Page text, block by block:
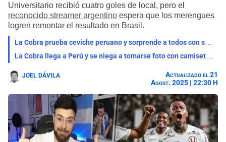
Universitario recibió cuatro goles de local, pero el
reconocido streamer argentino espera que los merengues
logren remontar el resultado en Brasil.
La Cobra prueba ceviche peruano y sorprende a todos con su reacción: "La estoy pasando..."
La Cobra llega a Perú y se niega a tomarse foto con camiseta de Alianza Lima: "Provocador"
JOEL DÁVILA
Actualizado el 21
Agost. 2025 | 22:30 H